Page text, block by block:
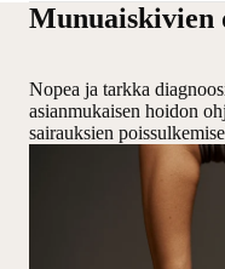
Munuaiskivien
Nopea ja tarkka
asianmukaisen hoidon
sairauksien